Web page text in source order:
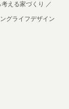
える家づくり ／
グライフデザイン